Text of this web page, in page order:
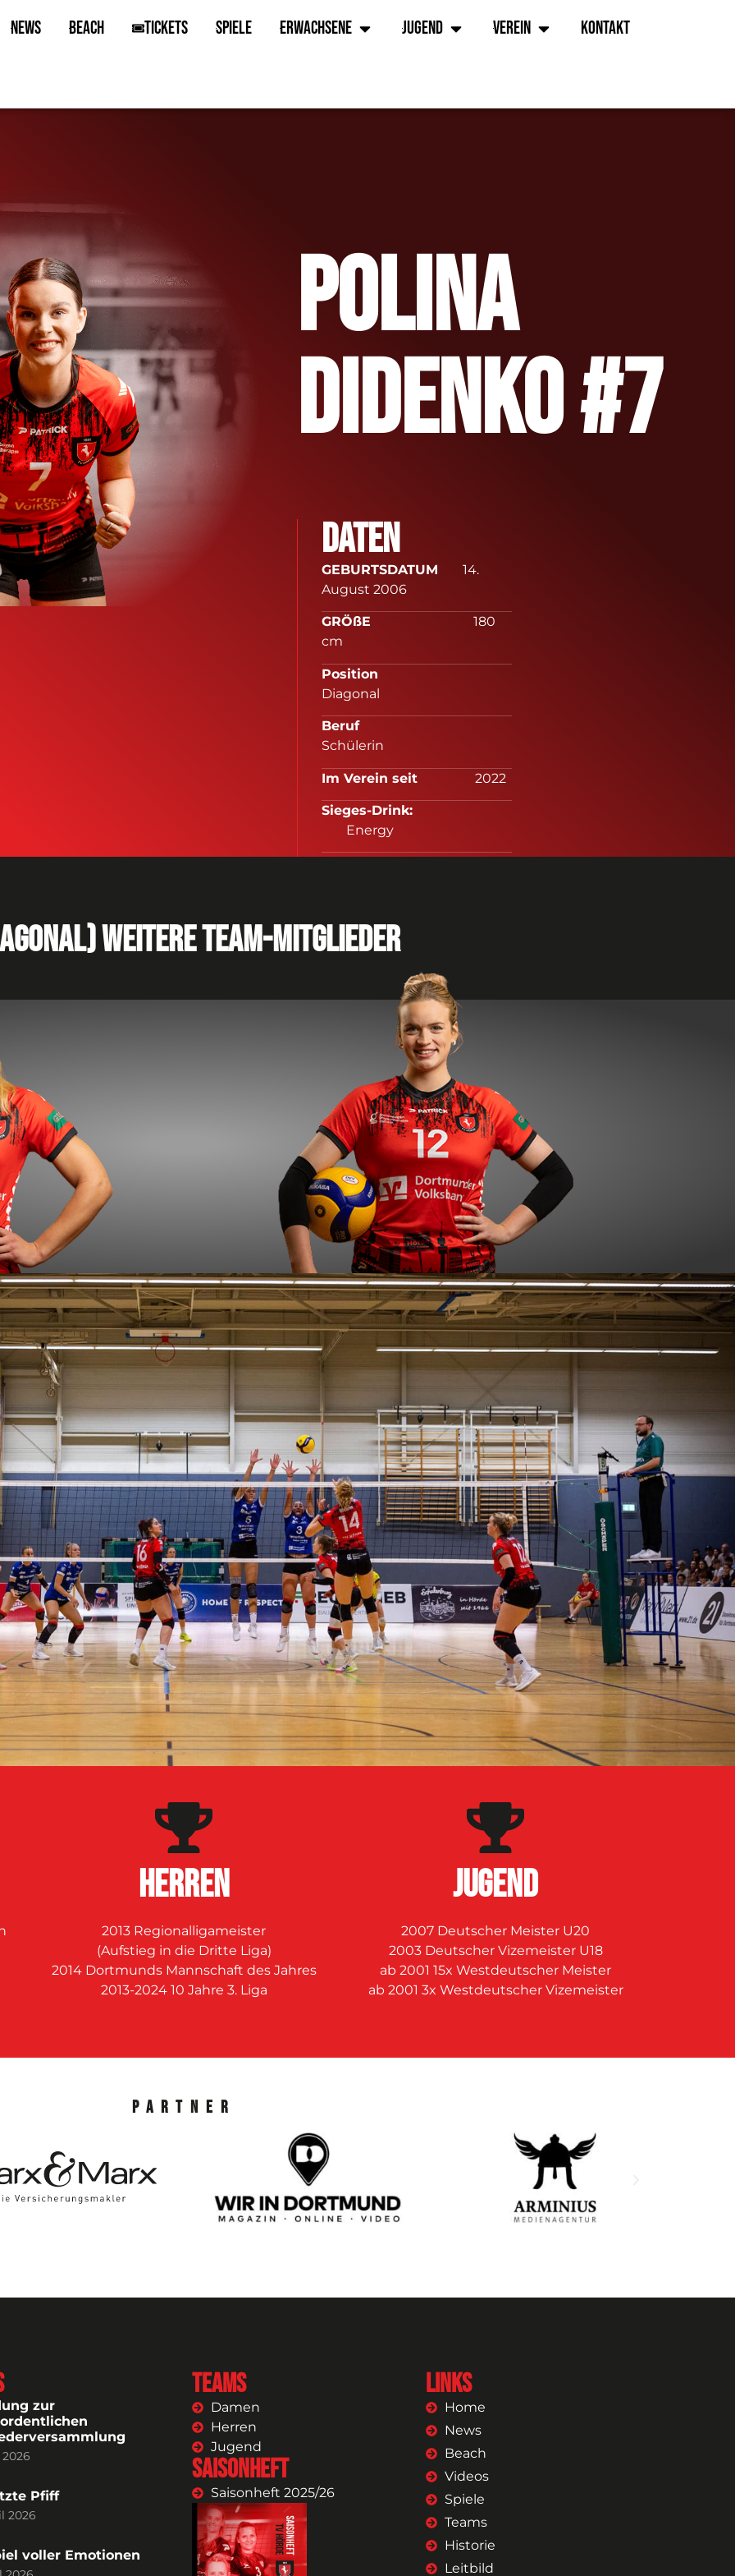
News Beach Tickets Spiele Erwachsene Jugend Verein Kontakt
Polina
Didenko #7
Daten
GEBURTSDATUM 14.
August 2006
GRÖßE 180
cm
Position
Diagonal
Beruf
Schülerin
Im Verein seit 2022
Sieges-Drink:
Energy
Weitere Team-mitglieder
Lynn Kosina
#12
Set Card
Herren
2013 Regionalligameister
(Aufstieg in die Dritte Liga)
2014 Dortmunds Mannschaft des Jahres
2013-2024 10 Jahre 3. Liga
JUGEND
2007 Deutscher Meister U20
2003 Deutscher Vizemeister U18
ab 2001 15x Westdeutscher Meister
ab 2001 3x Westdeutscher Vizemeister
Partner
zur
2026
Pfiff
2026
voller Emotionen
Teams
Damen
Herren
Jugend
Saisonheft
Saisonheft 2025/26
Links
Home
News
Beach
Videos
Spiele
Teams
Historie
Leitbild